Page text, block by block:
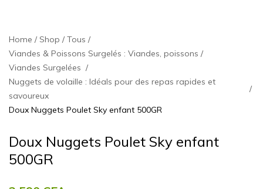
Home Shop
Tous
Viandes & Poissons Surgelés : Viandes, poissons
Viandes Surgelées
Nuggets de volaille : Idéals pour des repas rapides et
savoureux
Doux Nuggets Poulet Sky enfant 500GR
Doux Nuggets Poulet Sky enfant
500GR